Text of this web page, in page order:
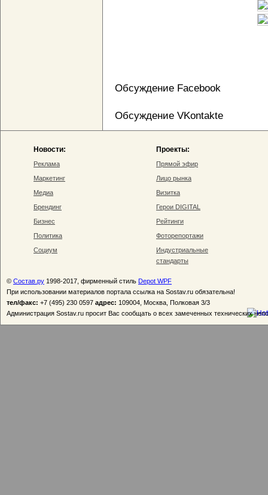
Обсуждение Facebook
Обсуждение VKontakte
Новости:
Реклама
Маркетинг
Медиа
Брендинг
Бизнес
Политика
Социум
Проекты:
Прямой эфир
Лицо рынка
Визитка
Герои DIGITAL
Рейтинги
Фоторепортажи
Индустриальные
стандарты
© Состав.ру 1998-2017, фирменный стиль Depot WPF
При использовании материалов портала ссылка на Sostav.ru обязательна!
тел/факс: +7 (495) 230 0597 адрес: 109004, Москва, Полковая 3/3
Администрация Sostav.ru просит Вас сообщать о всех замеченных технических